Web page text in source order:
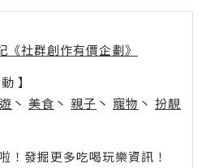
《社群創作有價企劃》
】
丶 美食 丶 親子 丶 寵物 丶 扮靚
發掘更多吃喝玩樂資訊！